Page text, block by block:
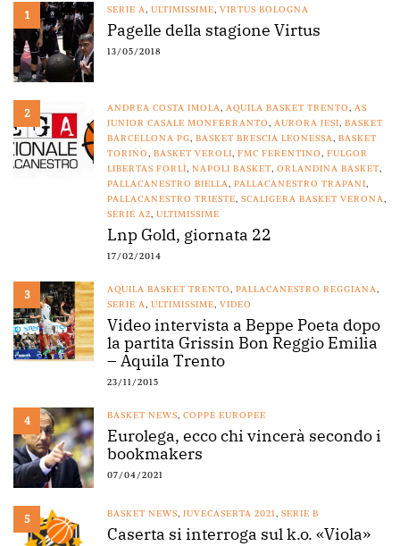
1 SERIE A, ULTIMISSIME, VIRTUS BOLOGNA
Pagelle della stagione Virtus
13/05/2018
2 ANDREA COSTA IMOLA, AQUILA BASKET TRENTO, AS
JUNIOR CASALE MONFERRANTO, AURORA JESI, BASKET
BARCELLONA PG, BASKET BRESCIA LEONESSA, BASKET
TORINO, BASKET VEROLI, FMC FERENTINO, FULGOR
LIBERTAS FORLÌ, NAPOLI BASKET, ORLANDINA BASKET,
PALLACANESTRO BIELLA, PALLACANESTRO TRAPANI,
PALLACANESTRO TRIESTE, SCALIGERA BASKET VERONA,
SERIE A2, ULTIMISSIME
Lnp Gold, giornata 22
17/02/2014
3 AQUILA BASKET TRENTO, PALLACANESTRO REGGIANA,
SERIE A, ULTIMISSIME, VIDEO
Video intervista a Beppe Poeta dopo
la partita Grissin Bon Reggio Emilia
– Aquila Trento
23/11/2015
4 BASKET NEWS, COPPE EUROPEE
Eurolega, ecco chi vincerà secondo i
bookmakers
07/04/2021
5 BASKET NEWS, JUVECASERTA 2021, SERIE B
Caserta si interroga sul k.o. «Viola»